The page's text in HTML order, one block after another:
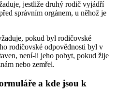
jestliže druhý rodič vyjádří
správním orgánem, u něhož je
pokud byl rodičovské
rodičovské odpovědnosti byl v
není-li jeho pobyt, pokud žije
nebo zemřel.
a kde jsou k